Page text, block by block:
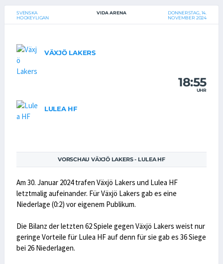
SVENSKA
HOCKEYLIGAN
VIDA ARENA
DONNERSTAG, 14.
NOVEMBER 2024
VÄXJÖ LAKERS
18:55
UHR
LULEA HF
VORSCHAU VÄXJÖ LAKERS - LULEA HF
Am 30. Januar 2024 trafen Växjö Lakers und Lulea HF
letztmalig aufeinander. Für Växjö Lakers gab es eine
Niederlage (0:2) vor eigenem Publikum.
Die Bilanz der letzten 62 Spiele gegen Växjö Lakers weist nur
geringe Vorteile für Lulea HF auf denn für sie gab es 36 Siege
bei 26 Niederlagen.